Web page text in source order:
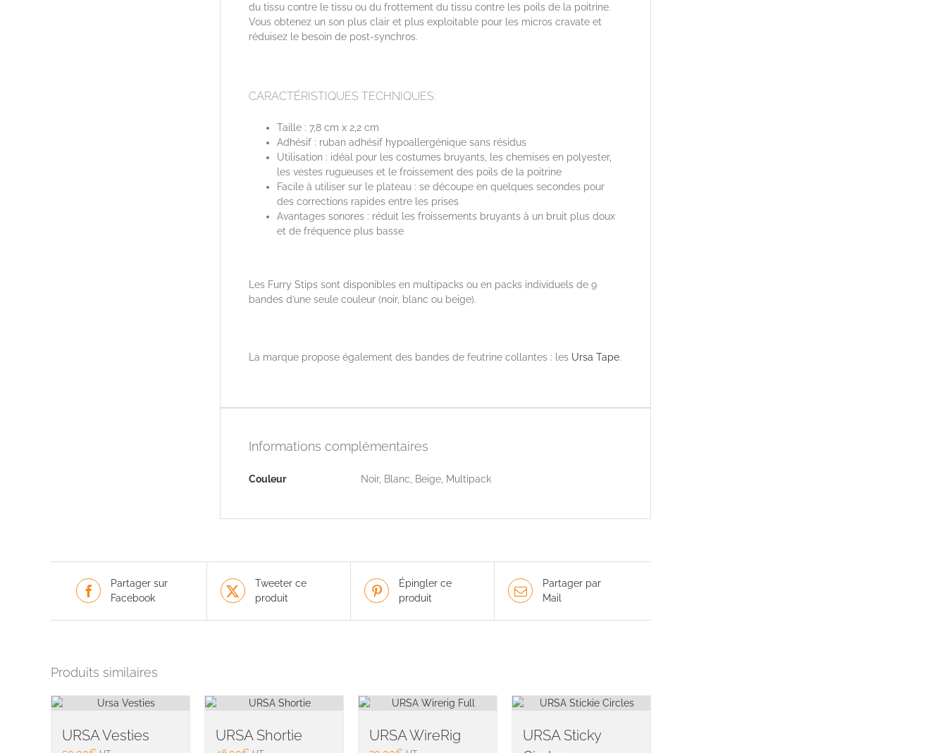
du tissu contre le tissu ou du frottement du tissu contre les poils de la poitrine.
Vous obtenez un son plus clair et plus exploitable pour les micros cravate et
réduisez le besoin de post-synchros.
CARACTÉRISTIQUES TECHNIQUES:
Taille : 7,8 cm x 2,2 cm
Adhésif : ruban adhésif hypoallergénique sans résidus
Utilisation : idéal pour les costumes bruyants, les chemises en polyester,
les vestes rugueuses et le froissement des poils de la poitrine
Facile à utiliser sur le plateau : se découpe en quelques secondes pour
des corrections rapides entre les prises
Avantages sonores : réduit les froissements bruyants à un bruit plus doux
et de fréquence plus basse
Les Furry Stips sont disponibles en multipacks ou en packs individuels de 9
bandes d’une seule couleur (noir, blanc ou beige).
La marque propose également des bandes de feutrine collantes : les Ursa Tape.
Informations complémentaires
Couleur Noir, Blanc, Beige, Multipack
Partager sur
Facebook
Tweeter ce
produit
Épingler ce
produit
Partager par
Mail
Produits similaires
URSA Vesties URSA Shortie URSA WireRig
URSA Sticky